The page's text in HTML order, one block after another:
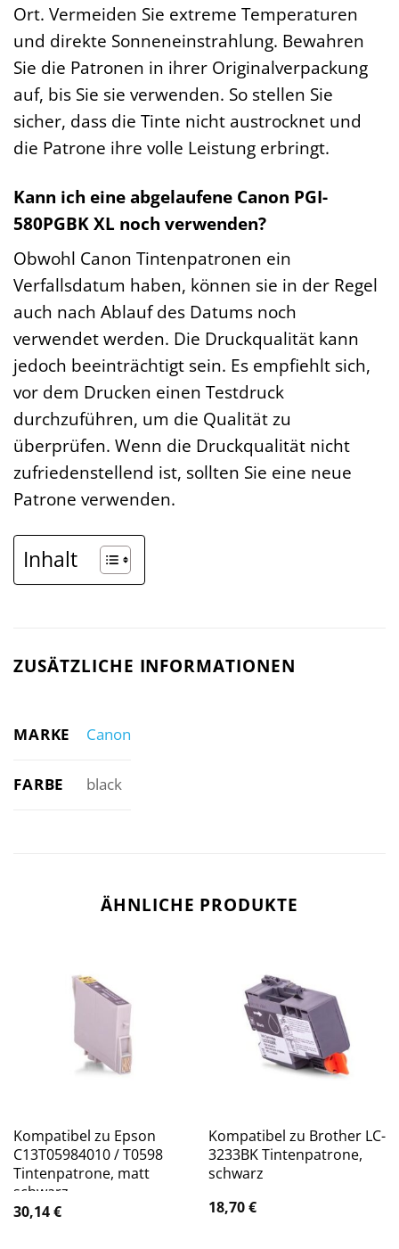
Ort. Vermeiden Sie extreme Temperaturen
und direkte Sonneneinstrahlung. Bewahren
Sie die Patronen in ihrer Originalverpackung
auf, bis Sie sie verwenden. So stellen Sie
sicher, dass die Tinte nicht austrocknet und
die Patrone ihre volle Leistung erbringt.
Kann ich eine abgelaufene Canon PGI-
580PGBK XL noch verwenden?
Obwohl Canon Tintenpatronen ein
Verfallsdatum haben, können sie in der Regel
auch nach Ablauf des Datums noch
verwendet werden. Die Druckqualität kann
jedoch beeinträchtigt sein. Es empfiehlt sich,
vor dem Drucken einen Testdruck
durchzuführen, um die Qualität zu
überprüfen. Wenn die Druckqualität nicht
zufriedenstellend ist, sollten Sie eine neue
Patrone verwenden.
Inhalt
ZUSÄTZLICHE INFORMATIONEN
MARKE Canon
FARBE black
ÄHNLICHE PRODUKTE
Kompatibel zu Epson
C13T05984010 / T0598
Tintenpatrone, matt
schwarz
30,14€
Kompatibel zu Brother LC-
3233BK Tintenpatrone,
schwarz
18,70€